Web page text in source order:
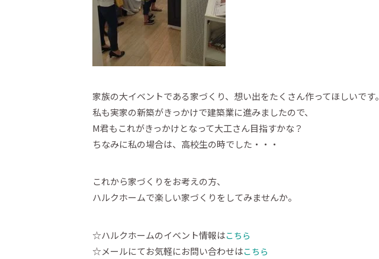
家族の大イベントである家づくり、想い出をたくさん作ってほしいです。
私も実家の新築がきっかけで建築業に進みましたので、
M君もこれがきっかけとなって大工さん目指すかな？
ちなみに私の場合は、高校生の時でした・・・
これから家づくりをお考えの方、
ハルクホームで楽しい家づくりをしてみませんか。
☆ハルクホームのイベント情報はこちら
☆メールにてお気軽にお問い合わせはこちら